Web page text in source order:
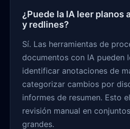
¿Puede la IA leer planos
y redlines?
Sí. Las herramientas de
documentos con IA pueden
identificar anotaciones de
categorizar cambios por
informes de resumen. Esto
revisión manual en
grandes.